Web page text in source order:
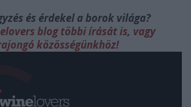
és érdekel a borok világa?
blog többi írását is, vagy
közösségünkhöz!